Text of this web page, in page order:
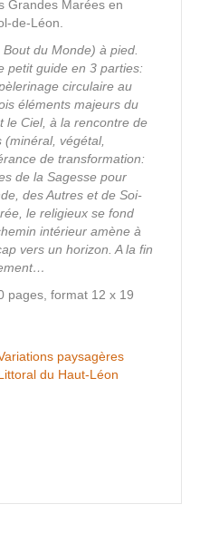
Grandes Marées en
de-Léon.
du Monde) à pied.
petit guide en 3 parties:
circulaire au
éléments majeurs du
le Ciel, à la rencontre de
végétal,
de transformation:
de la Sagesse pour
des Autres et de Soi-
le religieux se fond
intérieur amène à
vers un horizon. A la fin
pages, format 12 x 19
paysagères
du Haut-Léon